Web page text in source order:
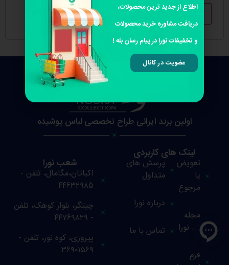
عضویت
اولین برند ایرانی طراح تخصصی لباس پوشیده
لینک های کاربردی
تعویض
یا
مرجوع
مجله
مُد نورا
فرم
پرسش های
متداول
درباره نورا
تماس با ما
شعب نورا
اکباتان،مگامال، تلفن -
۴۴۶۳۲۹۸۵
چیتگر، بلوار کوهک، تلفن
- ۴۴۷۶۹۸۲۹
پیروزی، کوه نور، تلفن -
۳۶۹۰۱۵۶۹
اطلاع از جدید ترین محصولات،
دریافت مشاوره خرید محصولات
و تخفیفات نورا در پیام رسان بله !
عضویت در کانال